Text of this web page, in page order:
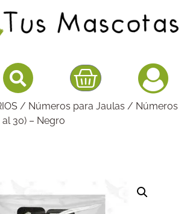
/ Números para Jaulas / Números
30) – Negro